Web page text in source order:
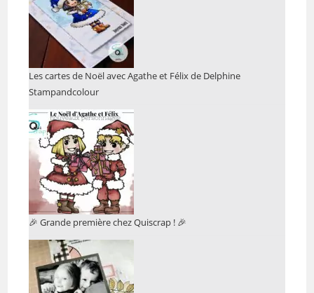
Les cartes de Noël avec Agathe et Félix de Delphine
Stampandcolour
🎉 Grande première chez Quiscrap ! 🎉